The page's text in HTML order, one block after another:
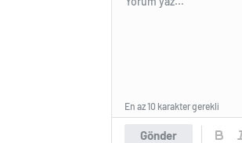
Gönder
En az 10 karakter gerekli